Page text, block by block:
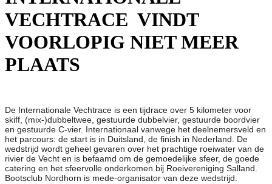
VECHTRACE VINDT
VOORLOPIG NIET MEER
PLAATS
De Internationale Vechtrace is een tijdrace over 5 kilometer voor
skiff, (mix-)dubbeltwee, gestuurde dubbelvier, gestuurde boordvier
en gestuurde C-vier. Internationaal vanwege het deelnemersveld en
het parcours: de start is in Duitsland, de finish in Nederland. De
wedstrijd wordt geheel gevaren over het prachtige roeiwater van de
rivier de Vecht en is befaamd om de gemoedelijke sfeer, de goede
catering en het sfeervolle onderkomen bij Roeivereniging Salland.
Bootsclub Nordhorn is mede-organisator van deze wedstrijd.